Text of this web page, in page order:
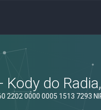
Kody do
2202 0000 0005 1513 7293